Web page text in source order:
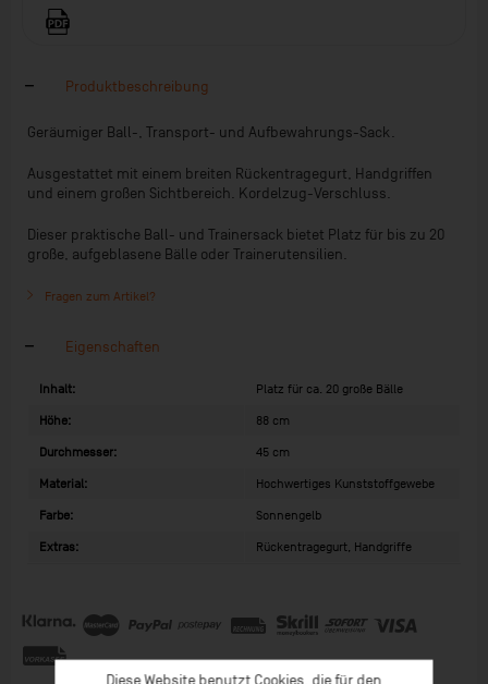
Produktbeschreibung
Geräumiger Ball-, Transport- und Aufbewahrungs-Sack.
Ausgestattet mit einem breiten Rückentragegurt, Handgriffen
und einem großen Sichtbereich. Kordelzug-Verschluss.
Dieser praktische Ball- und Trainersack bietet Platz für bis zu 20
große, aufgeblasene Bälle oder Trainerutensilien.
Fragen zum Artikel?
Eigenschaften
Inhalt: Platz für ca. 20 große Bälle
Höhe: 88 cm
Durchmesser: 45 cm
Material: Hochwertiges Kunststoffgewebe
Farbe: Sonnengelb
Extras: Rückentragegurt, Handgriffe
Diese Website benutzt Cookies, die für den